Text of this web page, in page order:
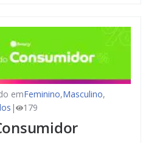
emFeminino,Masculino,
| 179